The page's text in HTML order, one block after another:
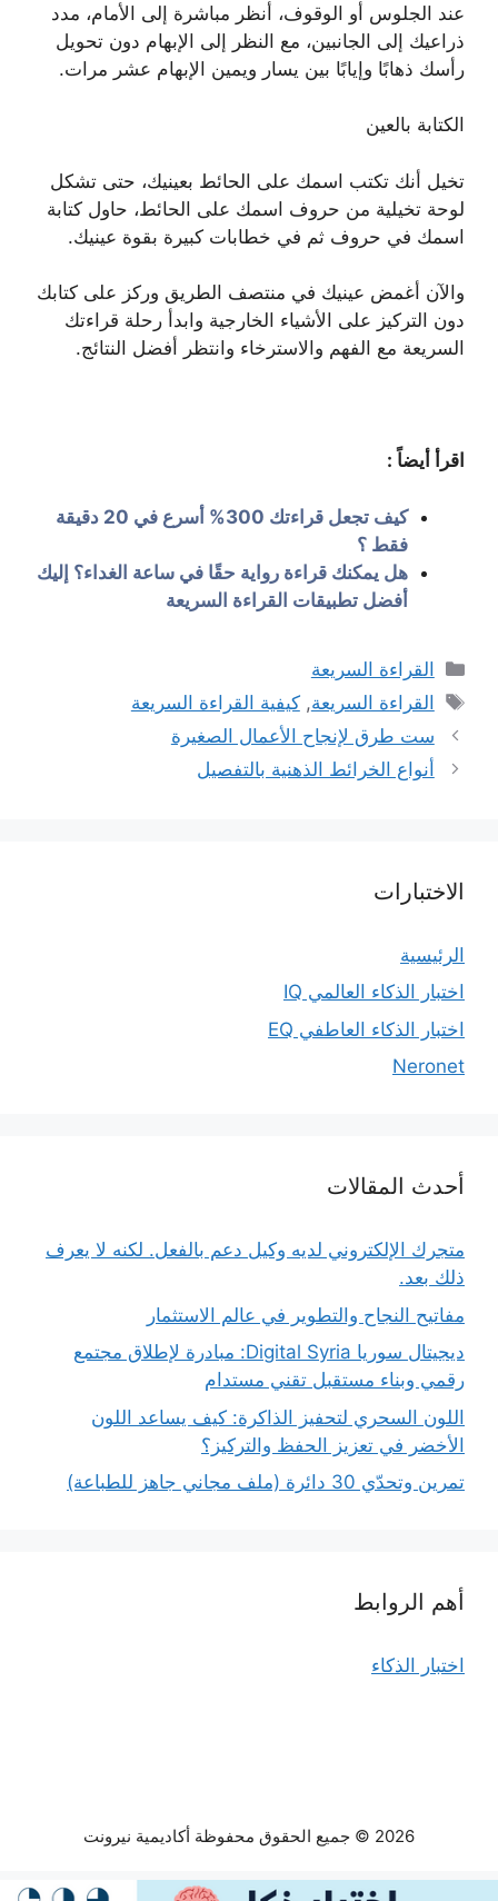
عند الجلوس أو الوقوف، أنظر مباشرة إلى الأمام، مدد
ذراعيك إلى الجانبين، مع النظر إلى الإبهام دون تحويل
رأسك ذهابًا وإيابًا بين يسار ويمين الإبهام عشر مرات.
الكتابة بالعين
تخيل أنك تكتب اسمك على الحائط بعينيك، حتى تشكل
لوحة تخيلية من حروف اسمك على الحائط، حاول كتابة
اسمك في حروف ثم في خطابات كبيرة بقوة عينيك.
والآن أغمض عينيك في منتصف الطريق وركز على كتابك
دون التركيز على الأشياء الخارجية وابدأ رحلة قراءتك
السريعة مع الفهم والاسترخاء وانتظر أفضل النتائج.
اقرأ أيضاً :
كيف تجعل قراءتك 300% أسرع في 20 دقيقة
فقط ؟
هل يمكنك قراءة رواية حقًا في ساعة الغداء؟ إليك
أفضل تطبيقات القراءة السريعة
التصنيفات
القراءة السريعة
الوسوم
القراءة السريعة,كيفية القراءة السريعة
ست طرق لإنجاح الأعمال الصغيرة
أنواع الخرائط الذهنية بالتفصيل
الاختبارات
الرئيسية
اختبار الذكاء العالمي IQ
اختبار الذكاء العاطفي EQ
Neronet
أحدث المقالات
متجرك الإلكتروني لديه وكيل دعم بالفعل. لكنه لا يعرف
ذلك بعد.
مفاتيح النجاح والتطوير في عالم الاستثمار
ديجيتال سوريا Digital Syria: مبادرة لإطلاق مجتمع
رقمي وبناء مستقبل تقني مستدام
اللون السحري لتحفيز الذاكرة: كيف يساعد اللون
الأخضر في تعزيز الحفظ والتركيز؟
تمرين وتحدّي 30 دائرة (ملف مجاني جاهز للطباعة)
أهم الروابط
اختبار الذكاء
2026 © جميع الحقوق محفوظة أكاديمية نيرونت